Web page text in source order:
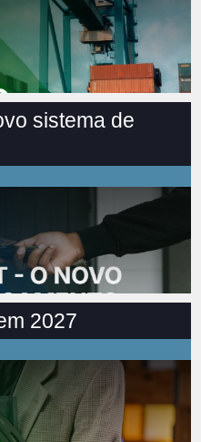
sistema de
2027